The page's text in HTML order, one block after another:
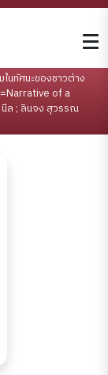
นทัศนะของชาวต่าง
of a
ล ; ลินจง สุวรรณ